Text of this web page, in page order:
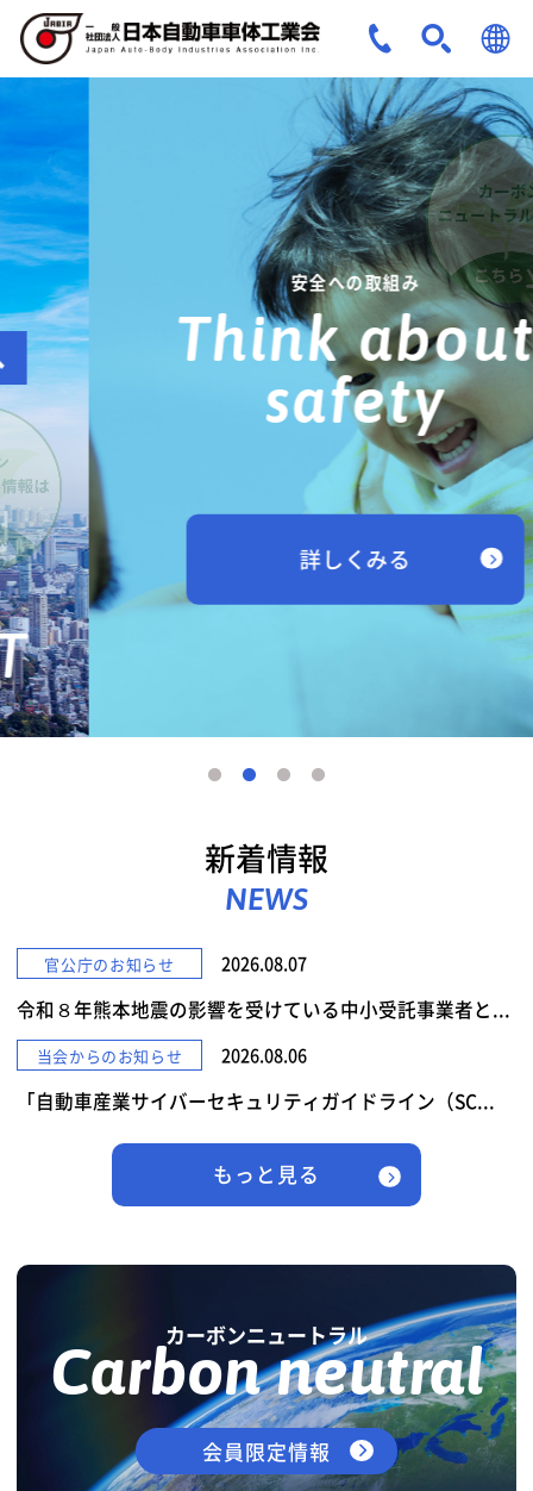
JPN
ENG
安全への取組み
Think about
safety
詳しくみる
新着情報
NEWS
官公庁のお知らせ 2026.08.07
令和８年熊本地震の影響を受けている中小受託事業者と...
当会からのお知らせ 2026.08.06
「自動車産業サイバーセキュリティガイドライン（SC...
もっと見る
カーボンニュートラル
Carbon neutral
会員限定情報